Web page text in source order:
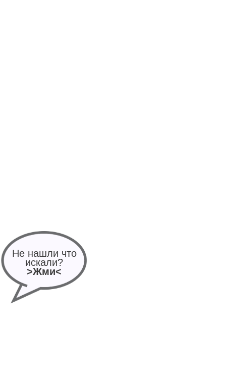
Не нашли что
искали?
>Жми<